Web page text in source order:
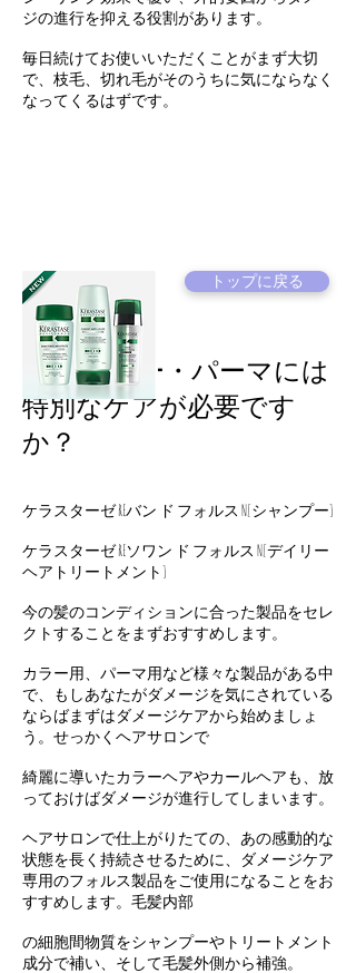
ジの進行を抑える役割があります。
毎日続けてお使いいただくことがまず大切
で、枝毛、切れ毛がそのうちに気にならなく
なってくるはずです。
Q&Aカラー・パーマには
特別なケアが必要です
か？
ケラスターゼ REバン ド フォルス N[シャンプー]
ケラスターゼ REソワン ド フォルス N[デイリー
ヘアトリートメント]
今の髪のコンディションに合った製品をセレ
クトすることをまずおすすめします。
カラー用、パーマ用など様々な製品がある中
で、もしあなたがダメージを気にされている
ならばまずはダメージケアから始めましょ
う。せっかくヘアサロンで
綺麗に導いたカラーヘアやカールヘアも、放
っておけばダメージが進行してしまいます。
ヘアサロンで仕上がりたての、あの感動的な
状態を長く持続させるために、ダメージケア
専用のフォルス製品をご使用になることをお
すすめします。毛髪内部
の細胞間物質をシャンプーやトリートメント
成分で補い、そして毛髪外側から補強。
トップに戻る